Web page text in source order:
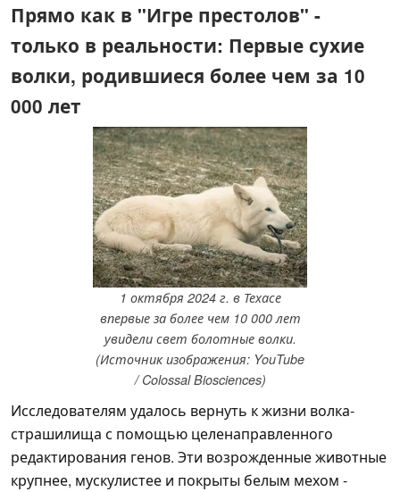
Прямо как в "Игре престолов" -
только в реальности: Первые сухие
волки, родившиеся более чем за 10
000 лет
1 октября 2024 г. в Техасе
впервые за более чем 10 000 лет
увидели свет болотные волки.
(Источник изображения: YouTube
/ Colossal Biosciences)
Исследователям удалось вернуть к жизни волка-
страшилища с помощью целенаправленного
редактирования генов. Эти возрожденные животные
крупнее, мускулистее и покрыты белым мехом -